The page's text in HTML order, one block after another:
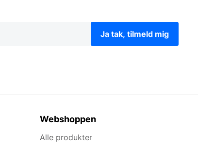
Ja tak, tilmeld mig
Webshoppen
Alle produkter